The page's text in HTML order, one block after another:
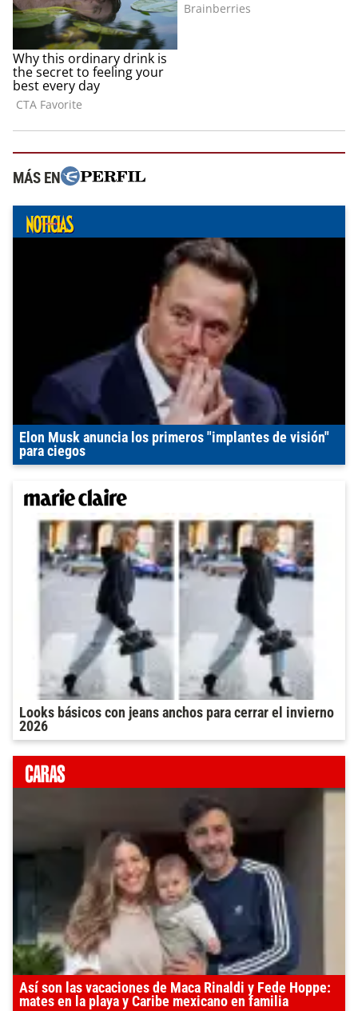
MÁS EN
Elon Musk anuncia los primeros "implantes de visión"
para ciegos
Looks básicos con jeans anchos para cerrar el invierno
2026
Así son las vacaciones de Maca Rinaldi y Fede Hoppe:
mates en la playa y Caribe mexicano en familia